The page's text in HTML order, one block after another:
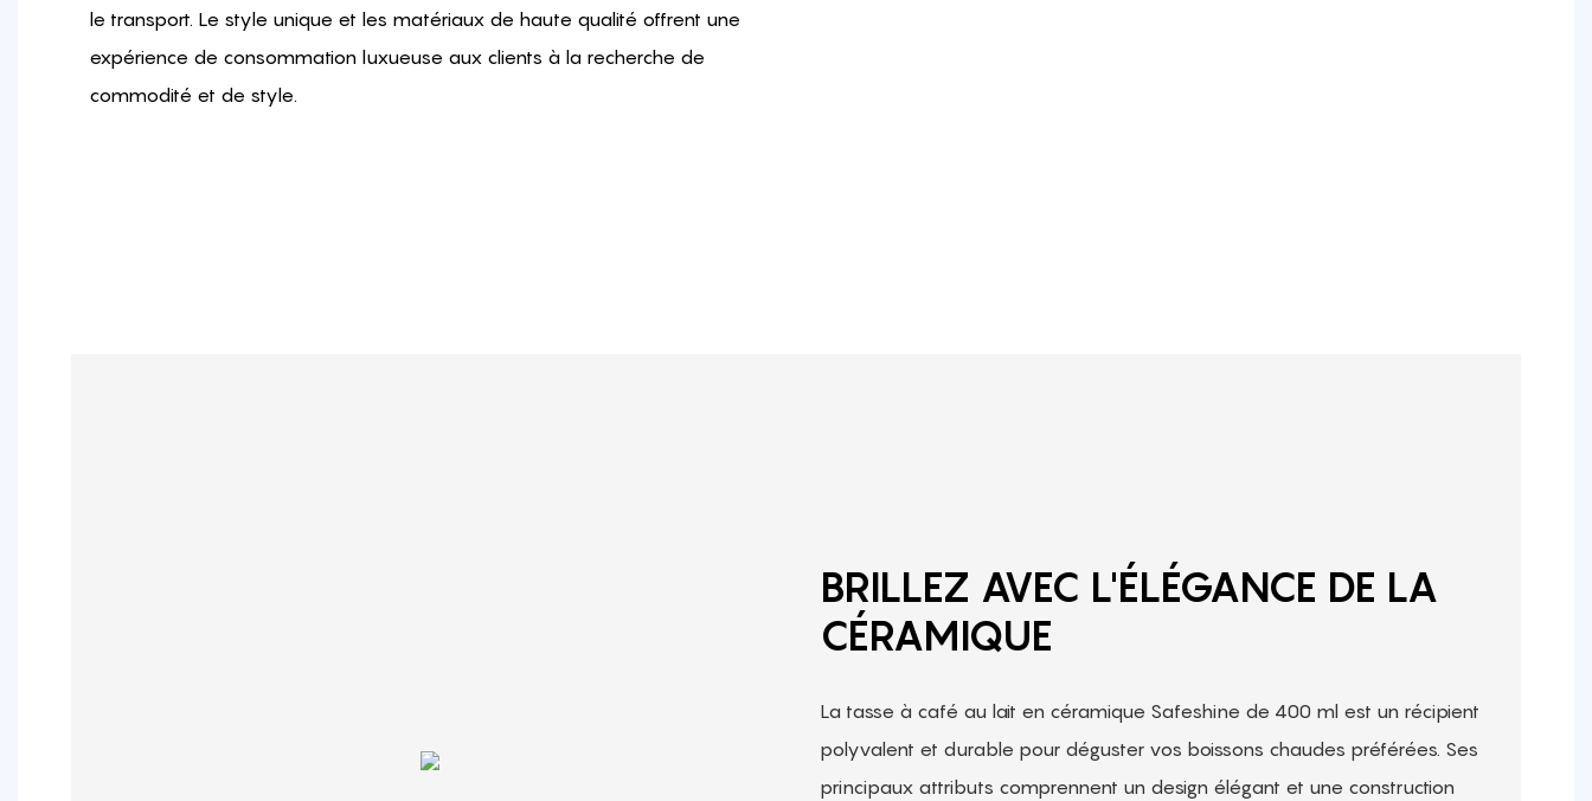
le transport. Le style unique et les matériaux de haute qualité offrent une
expérience de consommation luxueuse aux clients à la recherche de
commodité et de style.
BRILLEZ AVEC L'ÉLÉGANCE DE LA
CÉRAMIQUE
La tasse à café au lait en céramique Safeshine de 400 ml est un récipient
polyvalent et durable pour déguster vos boissons chaudes préférées. Ses
principaux attributs comprennent un design élégant et une construction